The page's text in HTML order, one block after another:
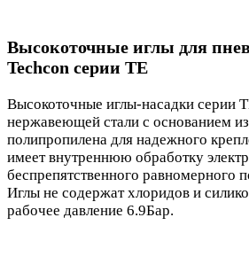
Высокоточные иглы для
Techcon серии TE
Высокоточные иглы-насадки серии
нержавеющей стали с основанием
полипропилена для надежного
имеет внутреннюю обработку
беспрепятственного равномерного
Иглы не содержат хлоридов и
рабочее давление 6.9Бар.